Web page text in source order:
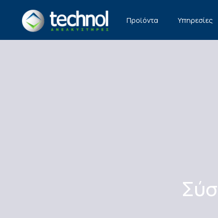
TECHNOL
Προϊόντα Υπηρεσίες